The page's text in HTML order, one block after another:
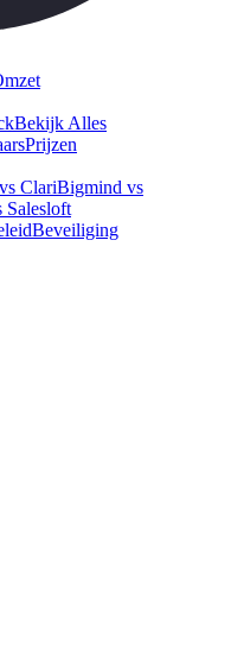
Bekijk Alles
Prijzen
ClariBigmind vs
Salesloft
Beveiliging